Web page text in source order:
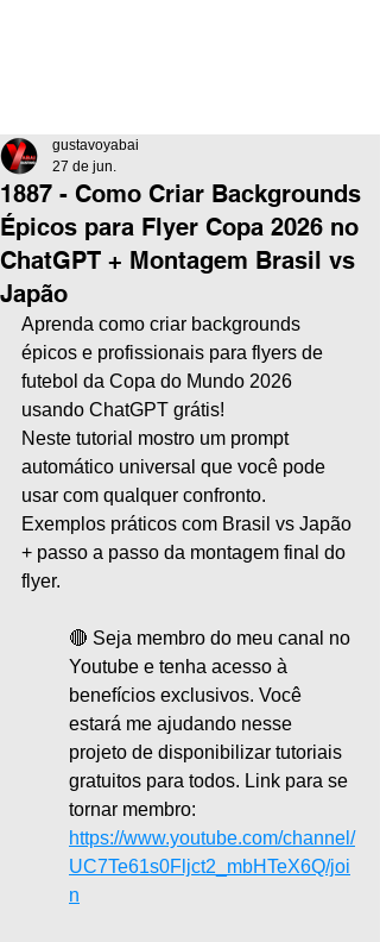
1887 - Como Criar Backgrounds
Épicos para Flyer Copa 2026 no
ChatGPT + Montagem Brasil vs
Japão
gustavoyabai
27 de jun.
Aprenda como criar backgrounds
épicos e profissionais para flyers de
futebol da Copa do Mundo 2026
usando ChatGPT grátis!
Neste tutorial mostro um prompt
automático universal que você pode
usar com qualquer confronto.
Exemplos práticos com Brasil vs Japão
+ passo a passo da montagem final do
flyer.
🔴 Seja membro do meu canal no
Youtube e tenha acesso à
benefícios exclusivos. Você
estará me ajudando nesse
projeto de disponibilizar tutoriais
gratuitos para todos. Link para se
tornar membro:
https://www.youtube.com/channel/
UC7Te61s0Fljct2_mbHTeX6Q/joi
n